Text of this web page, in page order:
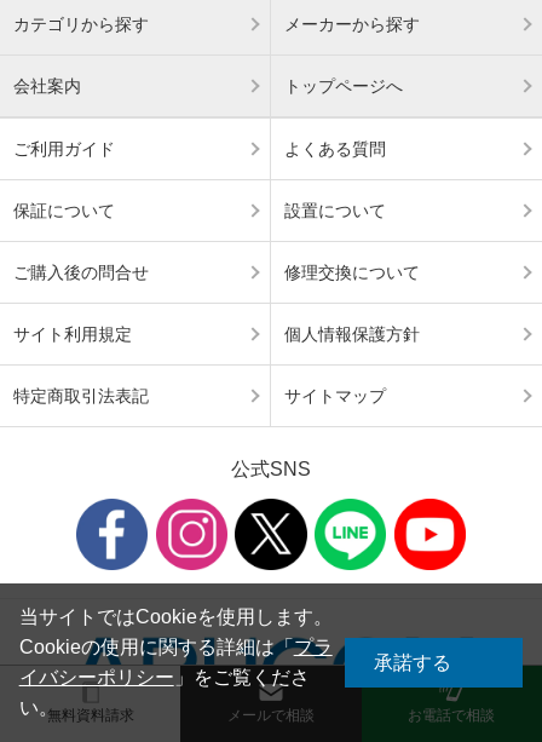
カテゴリから探す メーカーから探す
会社案内 トップページへ
ご利用ガイド よくある質問
保証について 設置について
ご購入後の問合せ 修理交換について
サイト利用規定 個人情報保護方針
特定商取引法表記 サイトマップ
公式SNS
無料資料請求 メールで相談 お電話で相談
当サイトではCookieを使用します。
Cookieの使用に関する詳細は「プラ
イバシーポリシー 」をご覧くださ
い。
承諾する